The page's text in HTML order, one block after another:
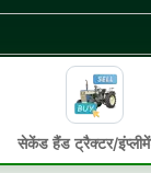
सेकेंड हैंड ट्रैक्टर/